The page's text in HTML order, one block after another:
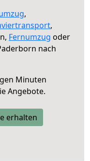
,
,
Fernumzug oder
nach
Minuten
Angebote.
erhalten